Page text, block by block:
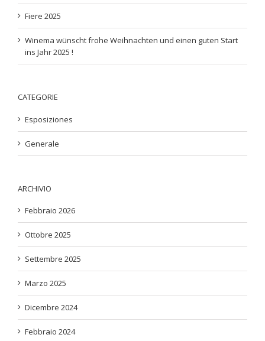
Fiere 2025
Winema wünscht frohe Weihnachten und einen guten Start
ins Jahr 2025 !
CATEGORIE
Esposiziones
Generale
ARCHIVIO
Febbraio 2026
Ottobre 2025
Settembre 2025
Marzo 2025
Dicembre 2024
Febbraio 2024